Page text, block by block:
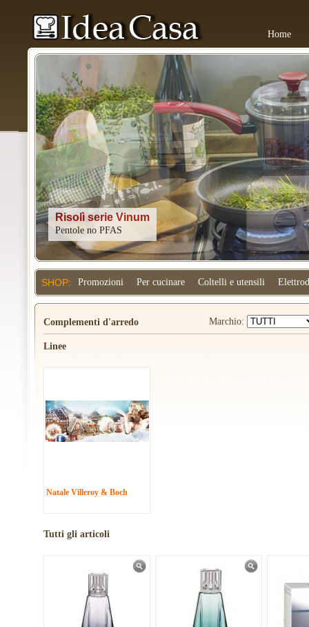
Home
Kitchenaid
SHOP: Promozioni Per cucinare Coltelli e utensili
Complementi d'arredo Marchio:
Linee
Natale Villeroy & Boch
Tutti gli articoli